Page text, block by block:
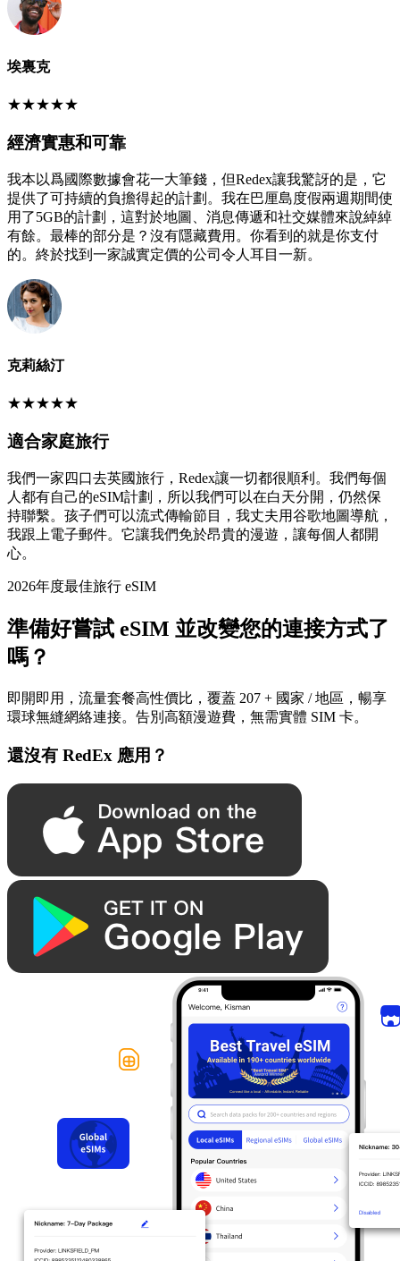
埃裏克
★★★★★
經濟實惠和可靠
我本以爲國際數據會花一大筆錢，但Redex讓我驚訝的是，它
提供了可持續的負擔得起的計劃。我在巴厘島度假兩週期間使
用了5GB的計劃，這對於地圖、消息傳遞和社交媒體來說綽綽
有餘。最棒的部分是？沒有隱藏費用。你看到的就是你支付
的。終於找到一家誠實定價的公司令人耳目一新。
克莉絲汀
★★★★★
適合家庭旅行
我們一家四口去英國旅行，Redex讓一切都很順利。我們每個
人都有自己的eSIM計劃，所以我們可以在白天分開，仍然保
持聯繫。孩子們可以流式傳輸節目，我丈夫用谷歌地圖導航，
我跟上電子郵件。它讓我們免於昂貴的漫遊，讓每個人都開
心。
2026年度最佳旅行 eSIM
準備好嘗試 eSIM 並改變您的連接方式了
嗎？
即開即用，流量套餐高性價比，覆蓋 207 + 國家 / 地區，暢享
環球無縫網絡連接。告別高額漫遊費，無需實體 SIM 卡。
還沒有 RedEx 應用？